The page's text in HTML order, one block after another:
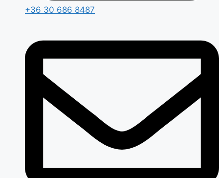
+36 30 686 8487